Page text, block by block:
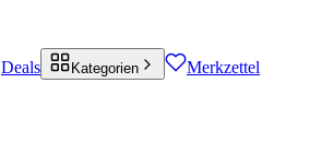
Deals Kategorien Merkzettel